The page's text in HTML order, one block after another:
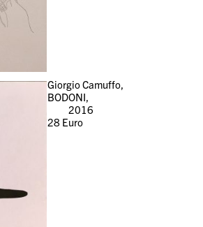
Giorgio Camuffo,
BODONI,
2016
28Euro